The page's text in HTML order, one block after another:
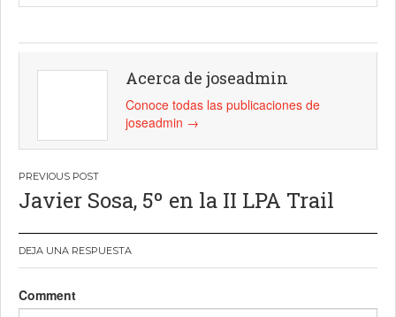
Acerca de joseadmin
Conoce todas las publicaciones de
joseadmin →
Navegación
de
entradas
Javier Sosa, 5º en la II LPA Trail
DEJA UNA RESPUESTA
Comment